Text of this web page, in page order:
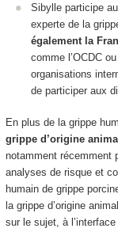
Sibylle participe
experte de la
également la
comme l’OCDC
organisations
de participer aux
En plus de la grippe
grippe d’origine
notamment récemment
analyses de risque et
humain de grippe
la grippe d’origine
sur le sujet, à